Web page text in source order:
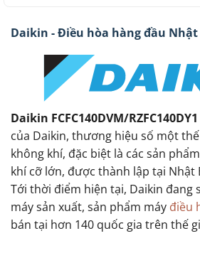
Daikin - Điều hòa hàng đầu Nhật
Daikin FCFC140DVM/RZFC140DY1
của Daikin, thương hiệu số một
không khí, đặc biệt là các sản
khí cỡ lớn, được thành lập tại Nhật
Tới thời điểm hiện tại, Daikin đang
máy sản xuất, sản phẩm máy điều
bán tại hơn 140 quốc gia trên thế